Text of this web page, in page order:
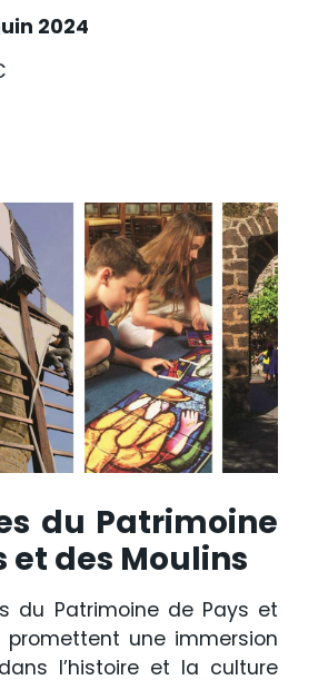
2024
du Patrimoine
et des Moulins
du Patrimoine de Pays et
promettent une immersion
l’histoire et la culture